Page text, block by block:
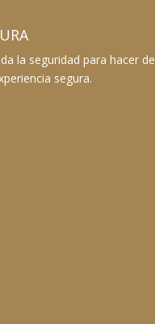
la seguridad para hacer de
segura.